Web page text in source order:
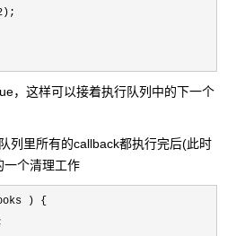
，这样可以接着执行队列中的下一个
列里所有的callback都执行完后(此时
个清理工作
) {